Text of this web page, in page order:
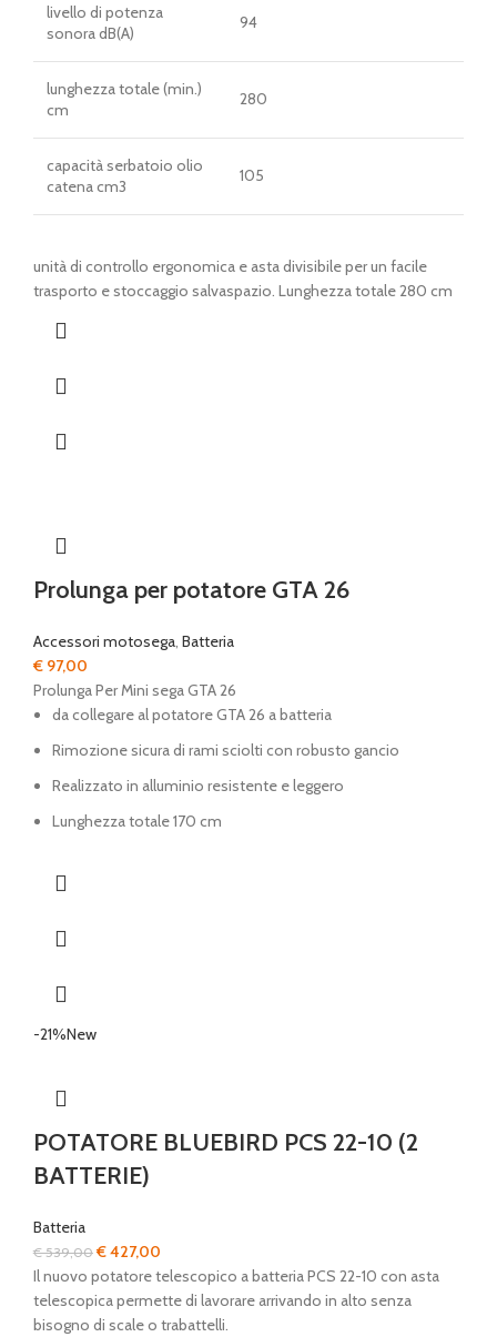
livello di potenza
sonora dB(A)
94
lunghezza totale (min.)
cm
280
capacità serbatoio olio
catena cm3
105
unità di controllo ergonomica e asta divisibile per un facile
trasporto e stoccaggio salvaspazio. Lunghezza totale 280 cm
Prolunga per potatore GTA 26
Accessori motosega, Batteria
€ 97,00
Prolunga Per Mini sega GTA 26
da collegare al potatore GTA 26 a batteria
Rimozione sicura di rami sciolti con robusto gancio
Realizzato in alluminio resistente e leggero
Lunghezza totale 170 cm
-21%New
POTATORE BLUEBIRD PCS 22-10 (2
BATTERIE)
Batteria
€539,00Il
prezzo
originale
era:
€427,00
prezzo
attuale
è:
Il nuovo potatore telescopico a batteria PCS 22-10 con asta
telescopica permette di lavorare arrivando in alto senza
bisogno di scale o trabattelli.